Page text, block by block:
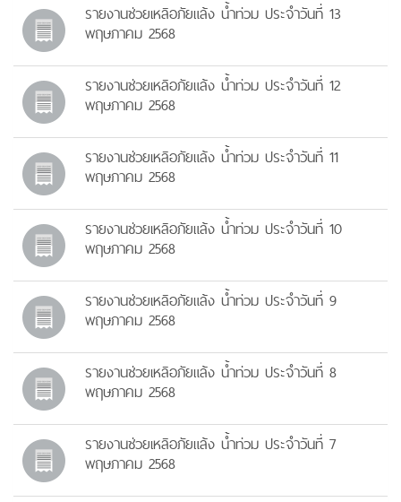
รายงานช่วยเหลิอภัยแล้ง น้ำท่วม ประจำวันที่ 13
พฤษภาคม 2568
รายงานช่วยเหลิอภัยแล้ง น้ำท่วม ประจำวันที่ 12
พฤษภาคม 2568
รายงานช่วยเหลิอภัยแล้ง น้ำท่วม ประจำวันที่ 11
พฤษภาคม 2568
รายงานช่วยเหลิอภัยแล้ง น้ำท่วม ประจำวันที่ 10
พฤษภาคม 2568
รายงานช่วยเหลิอภัยแล้ง น้ำท่วม ประจำวันที่ 9
พฤษภาคม 2568
รายงานช่วยเหลิอภัยแล้ง น้ำท่วม ประจำวันที่ 8
พฤษภาคม 2568
รายงานช่วยเหลิอภัยแล้ง น้ำท่วม ประจำวันที่ 7
พฤษภาคม 2568